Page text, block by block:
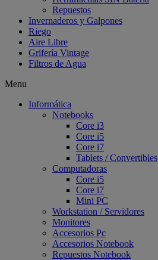
Repuestos
Invernaderos y Galpones
Riego
Aire Libre
Grifería Vintage
Filtros de Agua
Menu
Informática
Notebooks
Core i3
Core i5
Core i7
Tablets / Convertibles
Computadoras
Core i5
Core i7
Mini PC
Workstation / Servidores
Monitores
Accesorios Pc
Accesorios Notebook
Repuestos Notebook